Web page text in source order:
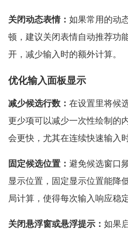
关闭动态表情： 如果常用的动
顿，建议关闭表情自动推荐功
开，减少输入时的额外计算。
优化输入面板显示
减少候选行数： 在设置里将候
更少项可以减少一次性绘制的
会更快，尤其在连续快速输入
固定候选位置： 避免候选窗口
显示位置，固定显示位置能降
局计算，使得每次输入响应稳定
关闭悬浮窗或悬浮提示： 如果